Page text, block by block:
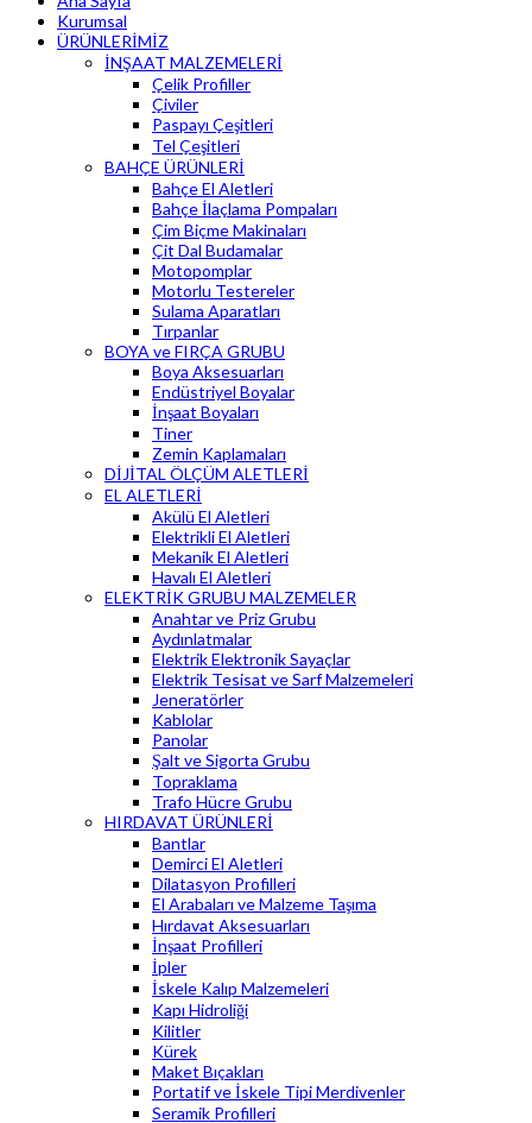
Kurumsal
ÜRÜNLERİMİZ
İNŞAAT MALZEMELERİ
Çelik Profiller
Çiviler
Paspayı Çeşitleri
Tel Çeşitleri
BAHÇE ÜRÜNLERİ
Bahçe El Aletleri
Bahçe İlaçlama Pompaları
Çim Biçme Makinaları
Çit Dal Budamalar
Motopomplar
Motorlu Testereler
Sulama Aparatları
Tırpanlar
BOYA ve FIRÇA GRUBU
Boya Aksesuarları
Endüstriyel Boyalar
İnşaat Boyaları
Tiner
Zemin Kaplamaları
DİJİTAL ÖLÇÜM ALETLERİ
EL ALETLERİ
Akülü El Aletleri
Elektrikli El Aletleri
Mekanik El Aletleri
Havalı El Aletleri
ELEKTRİK GRUBU MALZEMELER
Anahtar ve Priz Grubu
Aydınlatmalar
Elektrik Elektronik Sayaçlar
Elektrik Tesisat ve Sarf Malzemeleri
Jeneratörler
Kablolar
Panolar
Şalt ve Sigorta Grubu
Topraklama
Trafo Hücre Grubu
HIRDAVAT ÜRÜNLERİ
Bantlar
Demirci El Aletleri
Dilatasyon Profilleri
El Arabaları ve Malzeme Taşıma
Hırdavat Aksesuarları
İnşaat Profilleri
İpler
İskele Kalıp Malzemeleri
Kapı Hidroliği
Kilitler
Kürek
Maket Bıçakları
Portatif ve İskele Tipi Merdivenler
Seramik Profilleri